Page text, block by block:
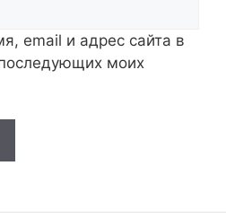
email и адрес сайта в
моих